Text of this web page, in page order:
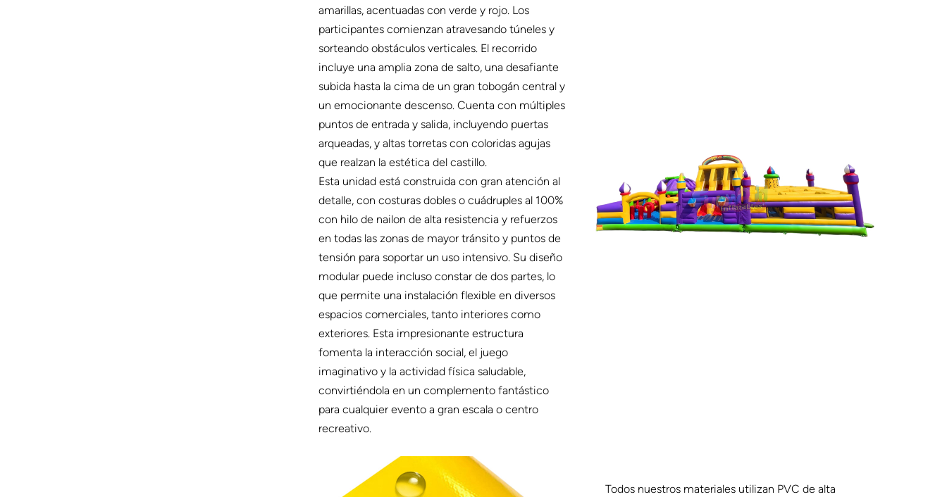
amarillas, acentuadas con verde y rojo. Los
participantes comienzan atravesando túneles y
sorteando obstáculos verticales. El recorrido
incluye una amplia zona de salto, una desafiante
subida hasta la cima de un gran tobogán central y
un emocionante descenso. Cuenta con múltiples
puntos de entrada y salida, incluyendo puertas
arqueadas, y altas torretas con coloridas agujas
que realzan la estética del castillo.
Esta unidad está construida con gran atención al
detalle, con costuras dobles o cuádruples al 100%
con hilo de nailon de alta resistencia y refuerzos
en todas las zonas de mayor tránsito y puntos de
tensión para soportar un uso intensivo. Su diseño
modular puede incluso constar de dos partes, lo
que permite una instalación flexible en diversos
espacios comerciales, tanto interiores como
exteriores. Esta impresionante estructura
fomenta la interacción social, el juego
imaginativo y la actividad física saludable,
convirtiéndola en un complemento fantástico
para cualquier evento a gran escala o centro
recreativo.
Todos nuestros materiales utilizan PVC de alta